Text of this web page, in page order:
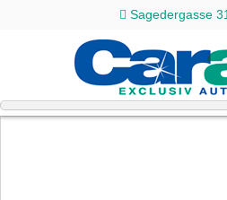
Sagedergasse